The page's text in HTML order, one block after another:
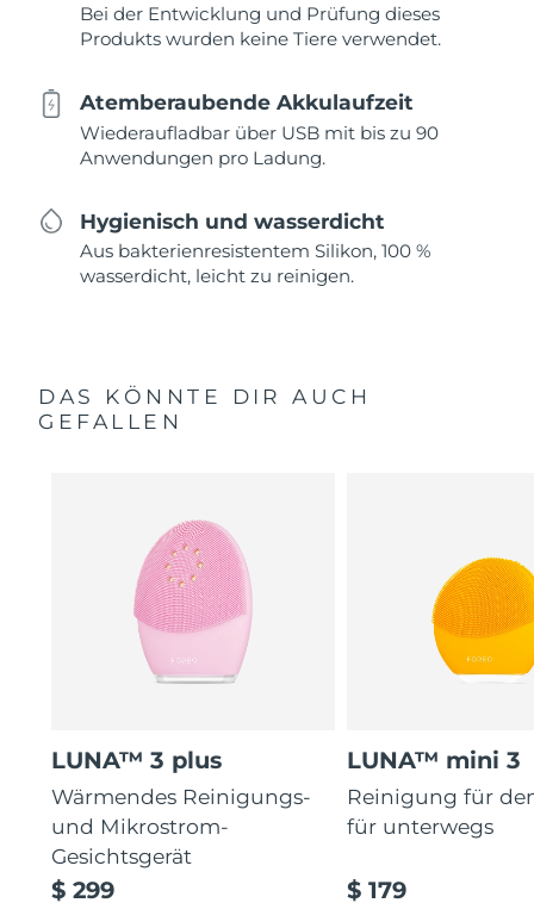
Bei der Entwicklung und Prüfung dieses
Produkts wurden keine Tiere verwendet.
Atemberaubende Akkulaufzeit
Wiederaufladbar über USB mit bis zu 90
Anwendungen pro Ladung.
Hygienisch und wasserdicht
Aus bakterienresistentem Silikon, 100 %
wasserdicht, leicht zu reinigen.
DAS KÖNNTE DIR AUCH
GEFALLEN
LUNA™ 3 plus
Wärmendes Reinigungs-
und Mikrostrom-
Gesichtsgerät
$ 299
LUNA™ mini 3
Reinigung für
für unterwegs
$ 179